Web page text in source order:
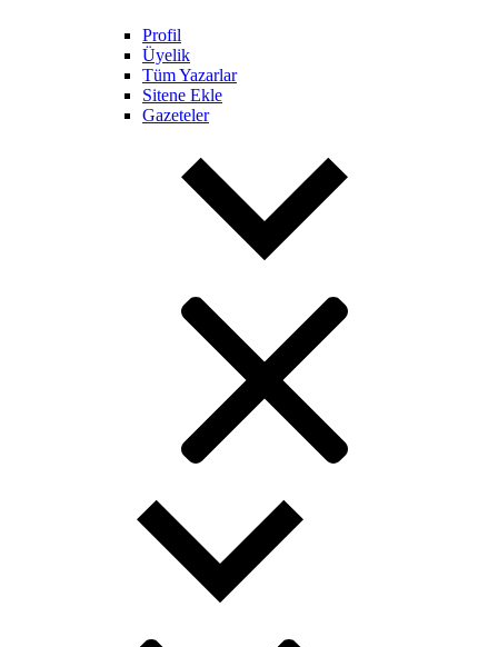
Profil
Üyelik
Tüm Yazarlar
Sitene Ekle
Gazeteler